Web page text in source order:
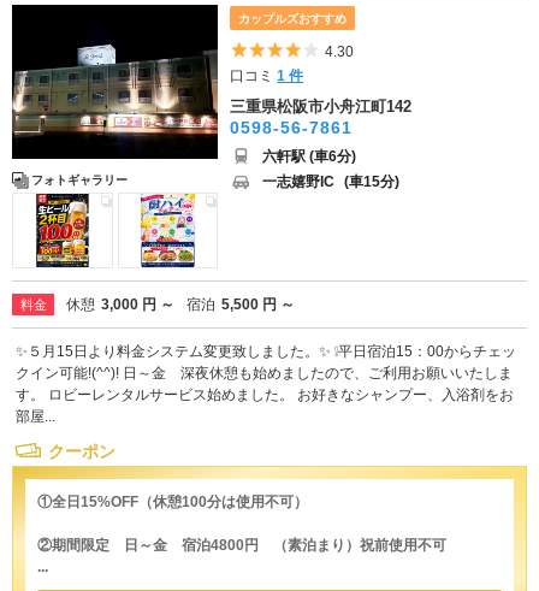
フォトギャラリー
カップルズおすすめ
5つ星のうち4
4.30
口コミ1 件
三重県松阪市小舟江町142
0598-56-7861
六軒駅 (車6分)
一志嬉野IC (車15分)
料金 休憩 3,000 円 ～ 宿泊 5,500 円 ～
✨５月15日より料金システム変更致しました。✨ ❕平日宿泊15：00からチェッ
クイン可能!(^^)! 日～金 深夜休憩も始めましたので、ご利用お願いいたしま
す。 ロビーレンタルサービス始めました。 お好きなシャンプー、入浴剤をお
部屋...
クーポン
①全日15%OFF（休憩100分は使用不可）
②期間限定 日～金 宿泊4800円 （素泊まり）祝前使用不可
...